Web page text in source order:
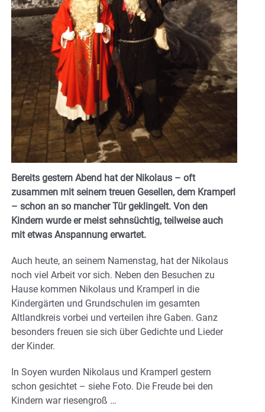
Bereits gestern Abend hat der Nikolaus – oft
zusammen mit seinem treuen Gesellen, dem Kramperl
– schon an so mancher Tür geklingelt. Von den
Kindern wurde er meist sehnsüchtig, teilweise auch
mit etwas Anspannung erwartet.
Auch heute, an seinem Namenstag, hat der Nikolaus
noch viel Arbeit vor sich. Neben den Besuchen zu
Hause kommen Nikolaus und Kramperl in die
Kindergärten und Grundschulen im gesamten
Altlandkreis vorbei und verteilen ihre Gaben. Ganz
besonders freuen sie sich über Gedichte und Lieder
der Kinder.
In Soyen wurden Nikolaus und Kramperl gestern
schon gesichtet – siehe Foto. Die Freude bei den
Kindern war riesengroß …